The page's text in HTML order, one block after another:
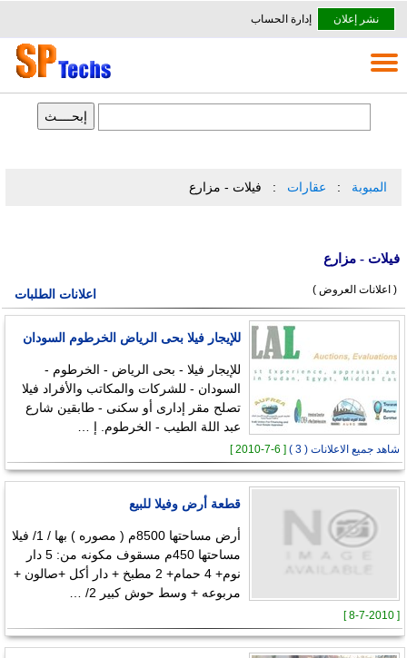
نشر إعلان إدارة الحساب
المبوبة عقارات فيلات - مزارع
فيلات - مزارع
( اعلانات العروض ) اعلانات الطلبات
للإيجار فيلا بحى الرياض الخرطوم السودان
للإيجار فيلا - بحى الرياض - الخرطوم -
السودان - للشركات والمكاتب والأفراد فيلا
تصلح مقر إدارى أو سكنى - طابقين شارع
عبد اللة الطيب - الخرطوم. إ …
شاهد جميع الاعلانات ( 3 ) [ 6-7-2010 ]
قطعة أرض وفيلا للبيع
أرض مساحتها 8500م ( مصوره ) بها / 1/ فيلا
مساحتها 450م مسقوف مكونه من: 5 دار
نوم+ 4 حمام+ 2 مطبخ + دار أكل +صالون +
مربوعه + وسط حوش كبير 2/ …
[ 8-7-2010 ]